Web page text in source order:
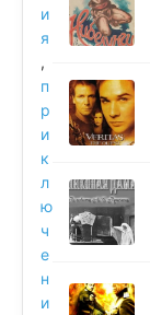
и
я
,
п
р
и
к
л
ю
ч
е
н
и